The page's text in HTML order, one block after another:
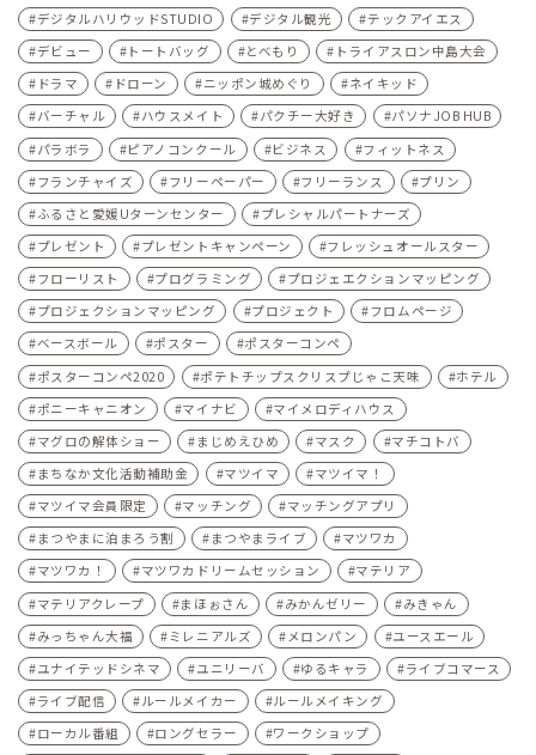
デジタルハリウッドSTUDIO
デジタル観光
テックアイエス
デビュー
トートバッグ とべもり
トライアスロン中島大会
ドラマ
ドローン ニッポン城めぐり
ネイキッド
バーチャル
ハウスメイト パクチー大好き
パソナJOB HUB
パラボラ
ピアノコンクール ビジネス
フィットネス
フランチャイズ
フリーペーパー フリーランス
プリン
ふるさと愛媛Uターンセンター
プレシャルパートナーズ
プレゼント
プレゼントキャンペーン
フレッシュオールスター
フローリスト
プログラミング
プロジェエクションマッピング
プロジェクションマッピング
プロジェクト
フロムページ
ベースボール
ポスター
ポスターコンペ
ポスターコンペ2020
ポテトチップスクリスプじゃこ天味
ホテル
ポニーキャニオン
マイナビ
マイメロディハウス
マグロの解体ショー
まじめえひめ マスク
マチコトバ
まちなか文化活動補助金
マツイマ
マツイマ！
マツイマ会員限定
マッチング
マッチングアプリ
まつやまに泊まろう割
まつやまライブ
マツワカ
マツワカ！
マツワカドリームセッション
マテリア
マテリアクレープ
まほぉさん みかんゼリー
みきゃん
みっちゃん大福
ミレニアルズ メロンパン
ユースエール
ユナイテッドシネマ
ユニリーバ ゆるキャラ
ライブコマース
ライブ配信
ルールメイカー
ルールメイキング
ローカル番組
ロングセラー
ワークショップ